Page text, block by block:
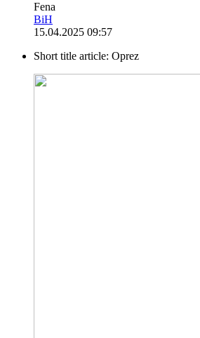
Fena
BiH
15.04.2025 09:57
Short title article: Oprez